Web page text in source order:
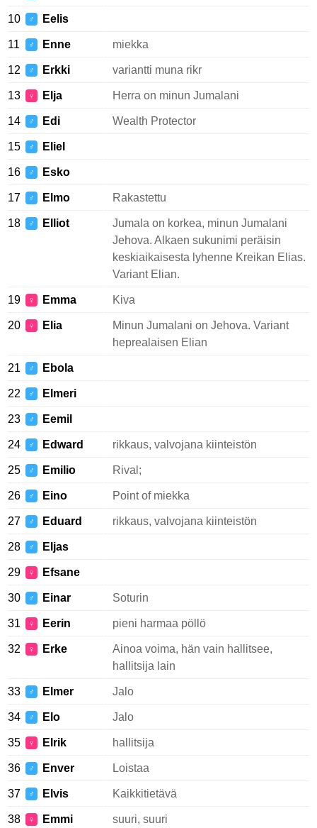
10 ♂ Eelis
11 ♂ Enne miekka
12 ♂ Erkki variantti muna rikr
13 ♀ Elja Herra on minun Jumalani
14 ♂ Edi Wealth Protector
15 ♂ Eliel
16 ♂ Esko
17 ♂ Elmo Rakastettu
18 ♂ Elliot
Jumala on korkea, minun Jumalani
Jehova. Alkaen sukunimi peräisin
keskiaikaisesta lyhenne Kreikan Elias.
Variant Elian.
19 ♀ Emma Kiva
20 ♀ Elia
Minun Jumalani on Jehova. Variant
heprealaisen Elian
21 ♂ Ebola
22 ♂ Elmeri
23 ♂ Eemil
24 ♂ Edward rikkaus, valvojana kiinteistön
25 ♂ Emilio Rival;
26 ♂ Eino Point of miekka
27 ♂ Eduard rikkaus, valvojana kiinteistön
28 ♂ Eljas
29 ♀ Efsane
30 ♂ Einar Soturin
31 ♀ Eerin pieni harmaa pöllö
32 ♀ Erke
Ainoa voima, hän vain hallitsee,
hallitsija lain
33 ♂ Elmer Jalo
34 ♂ Elo Jalo
35 ♀ Elrik hallitsija
36 ♂ Enver Loistaa
37 ♂ Elvis Kaikkitietävä
38 ♀ Emmi suuri, suuri